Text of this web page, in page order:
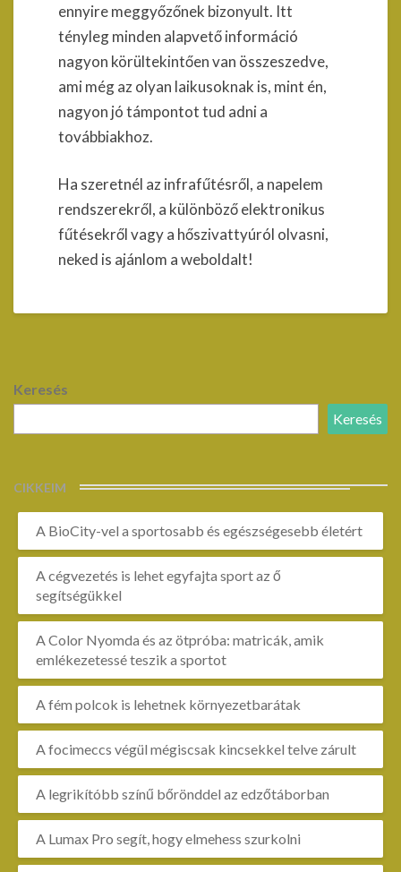
ennyire meggyőzőnek bizonyult. Itt
tényleg minden alapvető információ
nagyon körültekintően van összeszedve,
ami még az olyan laikusoknak is, mint én,
nagyon jó támpontot tud adni a
továbbiakhoz.
Ha szeretnél az infrafűtésről, a napelem
rendszerekről, a különböző elektronikus
fűtésekről vagy a hőszivattyúról olvasni,
neked is ajánlom a weboldalt!
Keresés
Keresés
CIKKEIM
A BioCity-vel a sportosabb és egészségesebb életért
A cégvezetés is lehet egyfajta sport az ő
segítségükkel
A Color Nyomda és az ötpróba: matricák, amik
emlékezetessé teszik a sportot
A fém polcok is lehetnek környezetbarátak
A focimeccs végül mégiscsak kincsekkel telve zárult
A legrikítóbb színű bőrönddel az edzőtáborban
A Lumax Pro segít, hogy elmehess szurkolni